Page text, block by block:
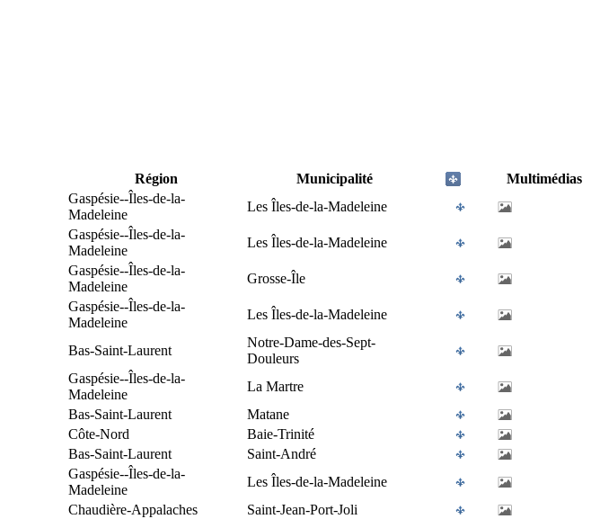
Région Municipalité
Multimédias
Gaspésie--Îles-de-la-
Madeleine
Les Îles-de-la-Madeleine
Gaspésie--Îles-de-la-
Madeleine
Les Îles-de-la-Madeleine
Gaspésie--Îles-de-la-
Madeleine
Grosse-Île
Gaspésie--Îles-de-la-
Madeleine
Les Îles-de-la-Madeleine
Bas-Saint-Laurent
Notre-Dame-des-Sept-
Douleurs
Gaspésie--Îles-de-la-
Madeleine
La Martre
Bas-Saint-Laurent
Matane
Côte-Nord
Baie-Trinité
Bas-Saint-Laurent
Saint-André
Gaspésie--Îles-de-la-
Madeleine
Les Îles-de-la-Madeleine
Chaudière-Appalaches
Saint-Jean-Port-Joli